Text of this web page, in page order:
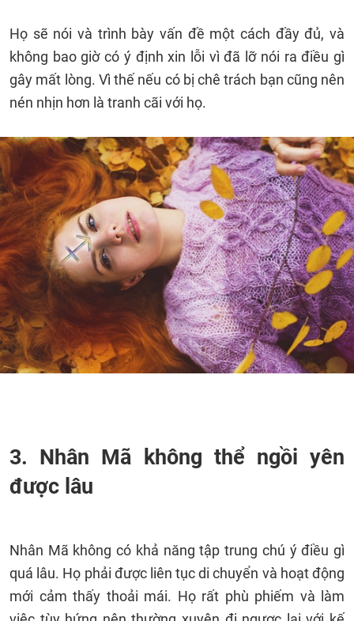
Họ sẽ nói và trình bày vấn đề một cách đầy đủ, và
không bao giờ có ý định xin lỗi vì đã lỡ nói ra điều gì
gây mất lòng. Vì thế nếu có bị chê trách bạn cũng nên
nén nhịn hơn là tranh cãi với họ.
3. Nhân Mã không thể ngồi yên
được lâu
Nhân Mã không có khả năng tập trung chú ý điều gì
quá lâu. Họ phải được liên tục di chuyển và hoạt động
mới cảm thấy thoải mái. Họ rất phù phiếm và làm